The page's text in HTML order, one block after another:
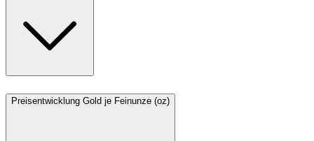
Preisentwicklung Gold je Feinunze (oz)